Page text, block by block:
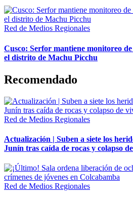
Red de Medios Regionales
Cusco: Serfor mantiene monitoreo
el distrito de Machu Picchu
Recomendado
Red de Medios Regionales
Actualización | Suben a siete los
Junín tras caída de rocas y colapso
Red de Medios Regionales